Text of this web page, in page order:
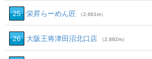
25 栄昇らーめん匠 （2,661m）
26 大阪王将津田沼北口店 （2,692m）